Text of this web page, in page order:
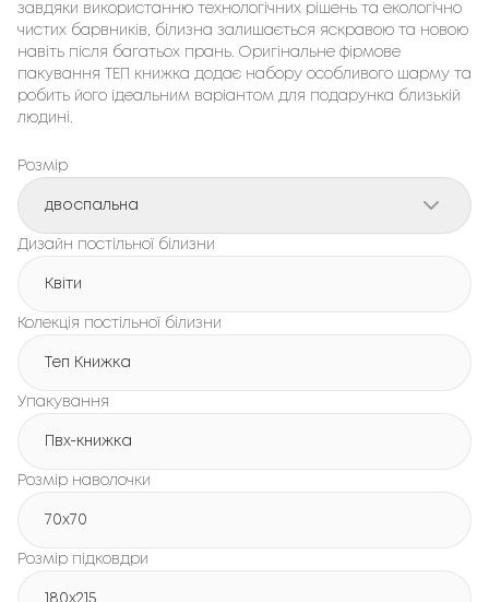
завдяки використанню технологічних рішень та екологічно
чистих барвників, білизна залишається яскравою та новою
навіть після багатьох прань. Оригінальне фірмове
пакування ТЕП книжка додає набору особливого шарму та
робить його ідеальним варіантом для подарунка близькій
людині.
Розмір
двоспальна
Дизайн постільної білизни
Квіти
Колекція постільної білизни
Теп Книжка
Упакування
Пвх-книжка
Розмір наволочки
70x70
Розмір підковдри
180х215